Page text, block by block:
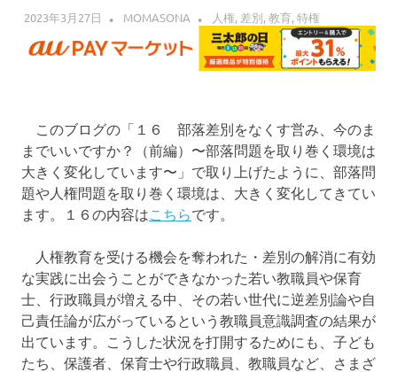
2023年3月27日 MOMASONA 人権, 差別,教育,特権
このブログの「１６ 部落差別をなくす営み、今のま
までいいですか？（前編）〜部落問題を取り巻く環境は
大きく変化しています〜」で取り上げたように、部落問
題や人権問題を取り巻く環境は、大きく変化してきてい
ます。１６の内容は こちらです。
人権教育を受ける機会を奪われた・差別の解消に有効
な実践に出会うことができなかった若い教職員や保育
士、行政職員が増える中、その若い世代に逆差別論や自
己責任論が広がっているという教職員意識調査の結果が
出ています。こうした状況を打開するためにも、子ども
たち、保護者、保育士や行政職員、教職員など、さまざ